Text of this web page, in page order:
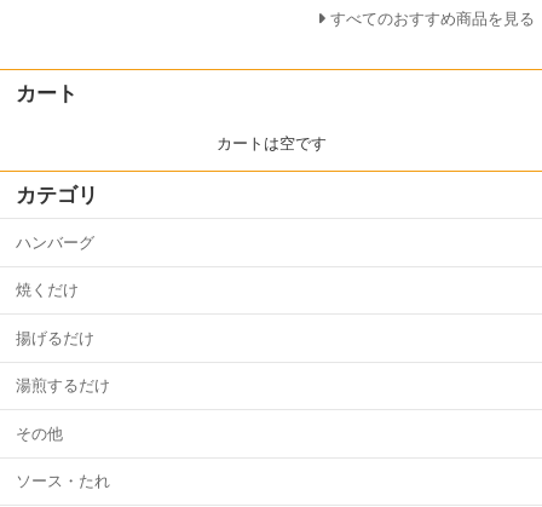
すべてのおすすめ商品を見る
カート
カートは空です
カテゴリ
ハンバーグ
焼くだけ
揚げるだけ
湯煎するだけ
その他
ソース・たれ